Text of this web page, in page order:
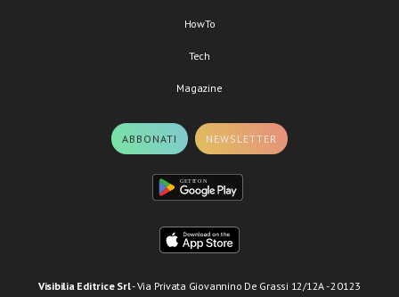
HowTo
Tech
Magazine
ABBONATI NEWSLETTER
Visibilia Editrice Srl- Via Privata Giovannino De Grassi 12/12A - 20123